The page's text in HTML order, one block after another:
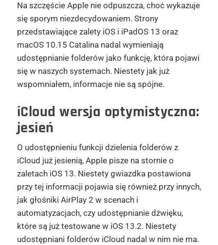
Na szczęście Apple nie odpuszcza, choć wykazuje
się sporym niezdecydowaniem. Strony
przedstawiające zalety iOS i iPadOS 13 oraz
macOS 10.15 Catalina nadal wymieniają
udostępnianie folderów jako funkcję, która pojawi
się w naszych systemach. Niestety jak już
wspomniałem, informacje nie są spójne.
iCloud wersja optymistyczna:
jesień
O udostępnieniu funkcji dzielenia folderów z
iCloud już jesienią, Apple pisze na stornie o
zaletach iOS 13. Niestety gwiazdka postawiona
przy tej informacji pojawia się również przy innych,
jak głośniki AirPlay 2 w scenach i
automatyzacjach, czy udostępnianie dźwięku,
które są już testowane w iOS 13.2. Niestety
udostępniani folderów iCloud nadal w nim nie ma.